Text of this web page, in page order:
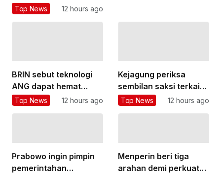
yang lebih variatif
Top News 12 hours ago
BRIN sebut teknologi
ANG dapat hemat
subsidi LPG hingga
Top News 12 hours ago
Kejagung periksa
sembilan saksi terkait
kasus TPPU Febrie
Top News 12 hours ago
Prabowo ingin pimpin
pemerintahan
Menperin beri tiga
arahan demi perkuat